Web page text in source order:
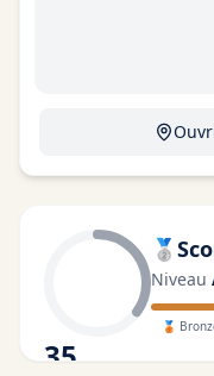
35
🥈
Niveau
🥉